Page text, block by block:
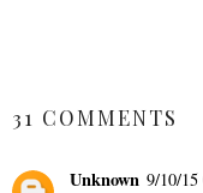
31 COMMENTS
Unknown 9/10/15